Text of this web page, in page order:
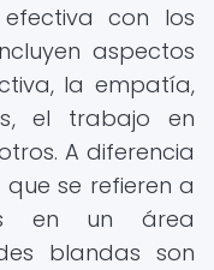
con los
aspectos
la empatía,
el trabajo en
A diferencia
se refieren a
en un área
blandas son